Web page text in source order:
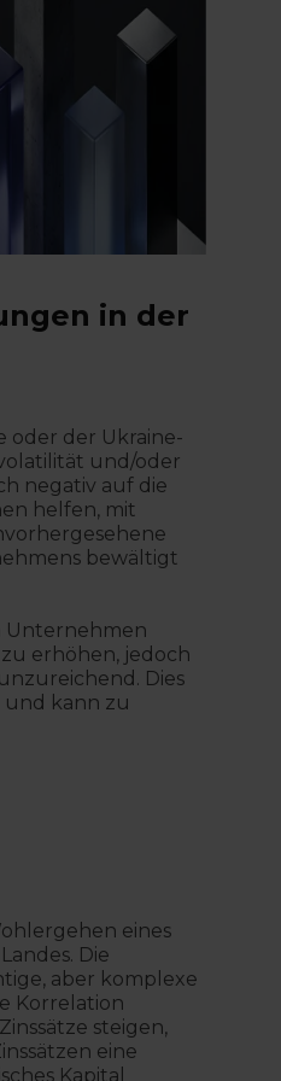
in der
oder der Ukraine-
und/oder
negativ auf die
helfen, mit
bewältigt
Unternehmen
erhöhen, jedoch
Dies
und kann zu
eines
Die
aber komplexe
Korrelation
steigen,
eine
Kapital